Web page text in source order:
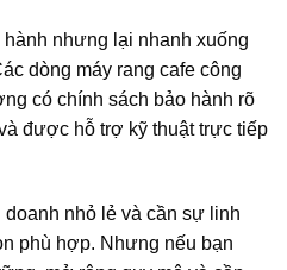
nhưng lại nhanh xuống
dòng máy rang cafe công
có chính sách bảo hành rõ
được hỗ trợ kỹ thuật trực tiếp
nhỏ lẻ và cần sự linh
phù hợp. Nhưng nếu bạn